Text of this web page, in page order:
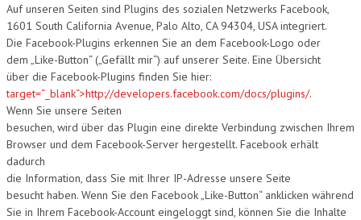
Auf unseren Seiten sind Plugins des sozialen Netzwerks Facebook,
1601 South California Avenue, Palo Alto, CA 94304, USA integriert.
Die Facebook-Plugins erkennen Sie an dem Facebook-Logo oder
dem „Like-Button“ („Gefällt mir“) auf unserer Seite. Eine Übersicht
über die Facebook-Plugins finden Sie hier:
target=“_blank“>http://developers.facebook.com/docs/plugins/.
Wenn Sie unsere Seiten
besuchen, wird über das Plugin eine direkte Verbindung zwischen Ihrem
Browser und dem Facebook-Server hergestellt. Facebook erhält
dadurch
die Information, dass Sie mit Ihrer IP-Adresse unsere Seite
besucht haben. Wenn Sie den Facebook „Like-Button“ anklicken während
Sie in Ihrem Facebook-Account eingeloggt sind, können Sie die Inhalte